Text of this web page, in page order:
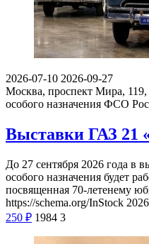
2026-07-10 2026-09-27
Москва, проспект Мира,
особого назначения ФСО
Выставки ГАЗ 21
До 27 сентября 2026 года в
особого назначения будет
посвященная 70-летенему
https://schema.org/InStock
250 ₽ 1984 3